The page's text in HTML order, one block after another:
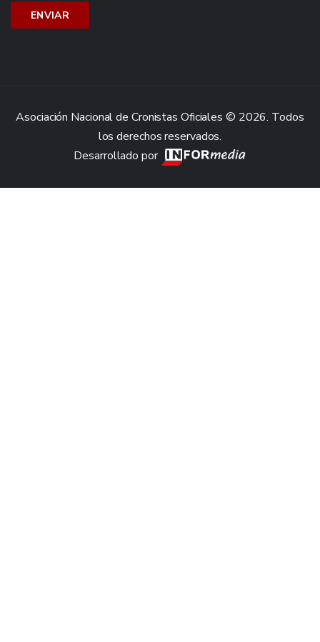
Asociación Nacional de Cronistas Oficiales © 2026. Todos
los derechos reservados.
Desarrollado por